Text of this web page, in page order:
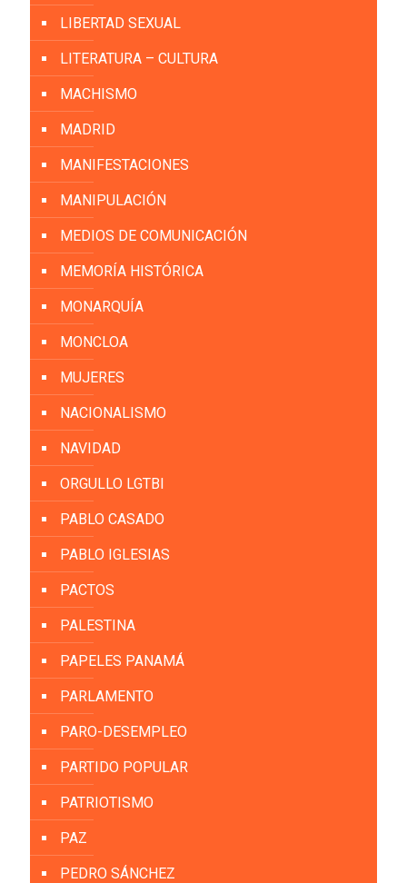
LIBERTAD SEXUAL
LITERATURA – CULTURA
MACHISMO
MADRID
MANIFESTACIONES
MANIPULACIÓN
MEDIOS DE COMUNICACIÓN
MEMORÍA HISTÓRICA
MONARQUÍA
MONCLOA
MUJERES
NACIONALISMO
NAVIDAD
ORGULLO LGTBI
PABLO CASADO
PABLO IGLESIAS
PACTOS
PALESTINA
PAPELES PANAMÁ
PARLAMENTO
PARO-DESEMPLEO
PARTIDO POPULAR
PATRIOTISMO
PAZ
PEDRO SÁNCHEZ